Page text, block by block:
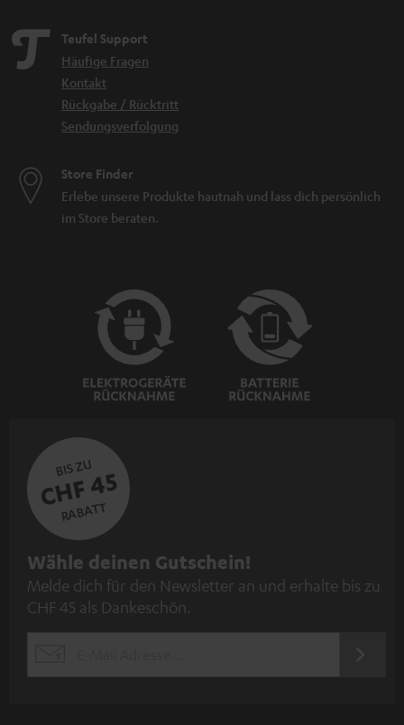
Teufel Support
Häufige Fragen
Kontakt
Rückgabe / Rücktritt
Sendungsverfolgung
Store Finder
Erlebe unsere Produkte hautnah und lass dich persönlich
im Store beraten.
BIS ZU
CHF 45
RABATT
N
e
w
Wähle deinen Gutschein!
Melde dich für den Newsletter an und erhalte bis zu
CHF 45 als Dankeschön.